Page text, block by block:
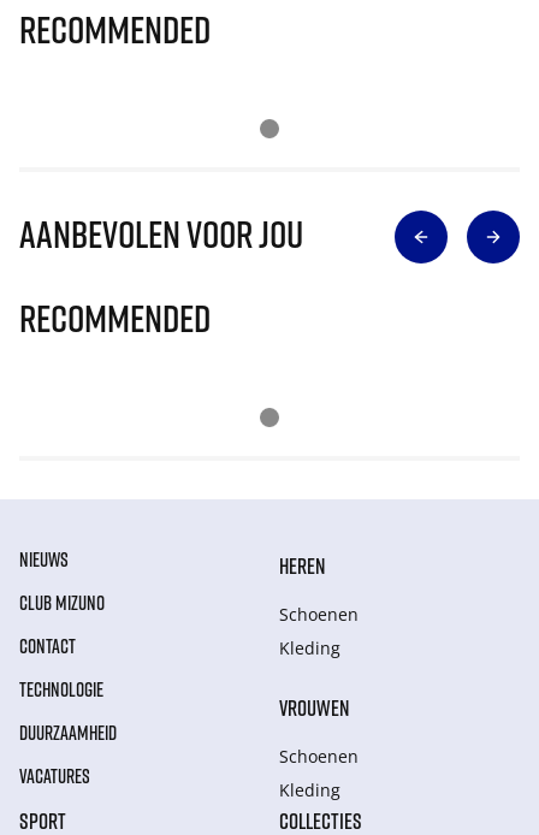
Recommended
Aanbevolen voor jou
Recommended
NIEUWS
CLUB MIZUNO
CONTACT
TECHNOLOGIE
DUURZAAMHEID
VACATURES
HEREN
Schoenen
Kleding
VROUWEN
Schoenen
Kleding
SPORT COLLECTIES